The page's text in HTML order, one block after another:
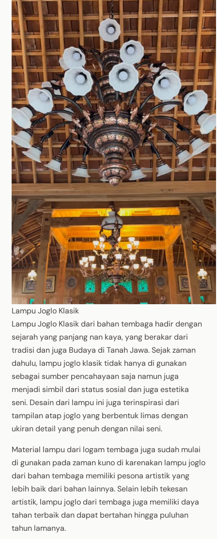
Lampu Joglo Klasik
Lampu Joglo Klasik dari bahan tembaga hadir dengan
sejarah yang panjang nan kaya, yang berakar dari
tradisi dan juga Budaya di Tanah Jawa. Sejak zaman
dahulu, lampu joglo klasik tidak hanya di gunakan
sebagai sumber pencahayaan saja namun juga
menjadi simbil dari status sosial dan juga estetika
seni. Desain dari lampu ini juga terinspirasi dari
tampilan atap joglo yang berbentuk limas dengan
ukiran detail yang penuh dengan nilai seni.
Material lampu dari logam tembaga juga sudah mulai
di gunakan pada zaman kuno di karenakan lampu joglo
dari bahan tembaga memiliki pesona artistik yang
lebih baik dari bahan lainnya. Selain lebih tekesan
artistik, lampu joglo dari tembaga juga memiliki daya
tahan terbaik dan dapat bertahan hingga puluhan
tahun lamanya.